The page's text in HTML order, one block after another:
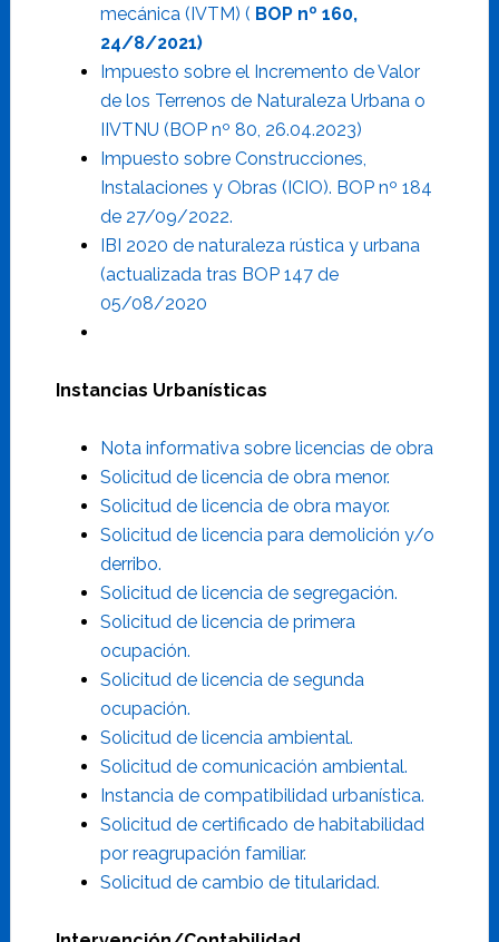
mecánica (IVTM) ( BOP nº 160,
24/8/2021)
Impuesto sobre el Incremento de Valor
de los Terrenos de Naturaleza Urbana o
IIVTNU (BOP nº 80, 26.04.2023)
Impuesto sobre Construcciones,
Instalaciones y Obras (ICIO). BOP nº 184
de 27/09/2022.
IBI 2020 de naturaleza rústica y urbana
(actualizada tras BOP 147 de
05/08/2020
Instancias Urbanísticas
Nota informativa sobre licencias de obra
Solicitud de licencia de obra menor.
Solicitud de licencia de obra mayor.
Solicitud de licencia para demolición y/o
derribo.
Solicitud de licencia de segregación.
Solicitud de licencia de primera
ocupación.
Solicitud de licencia de segunda
ocupación.
Solicitud de licencia ambiental.
Solicitud de comunicación ambiental.
Instancia de compatibilidad urbanística.
Solicitud de certificado de habitabilidad
por reagrupación familiar.
Solicitud de cambio de titularidad.